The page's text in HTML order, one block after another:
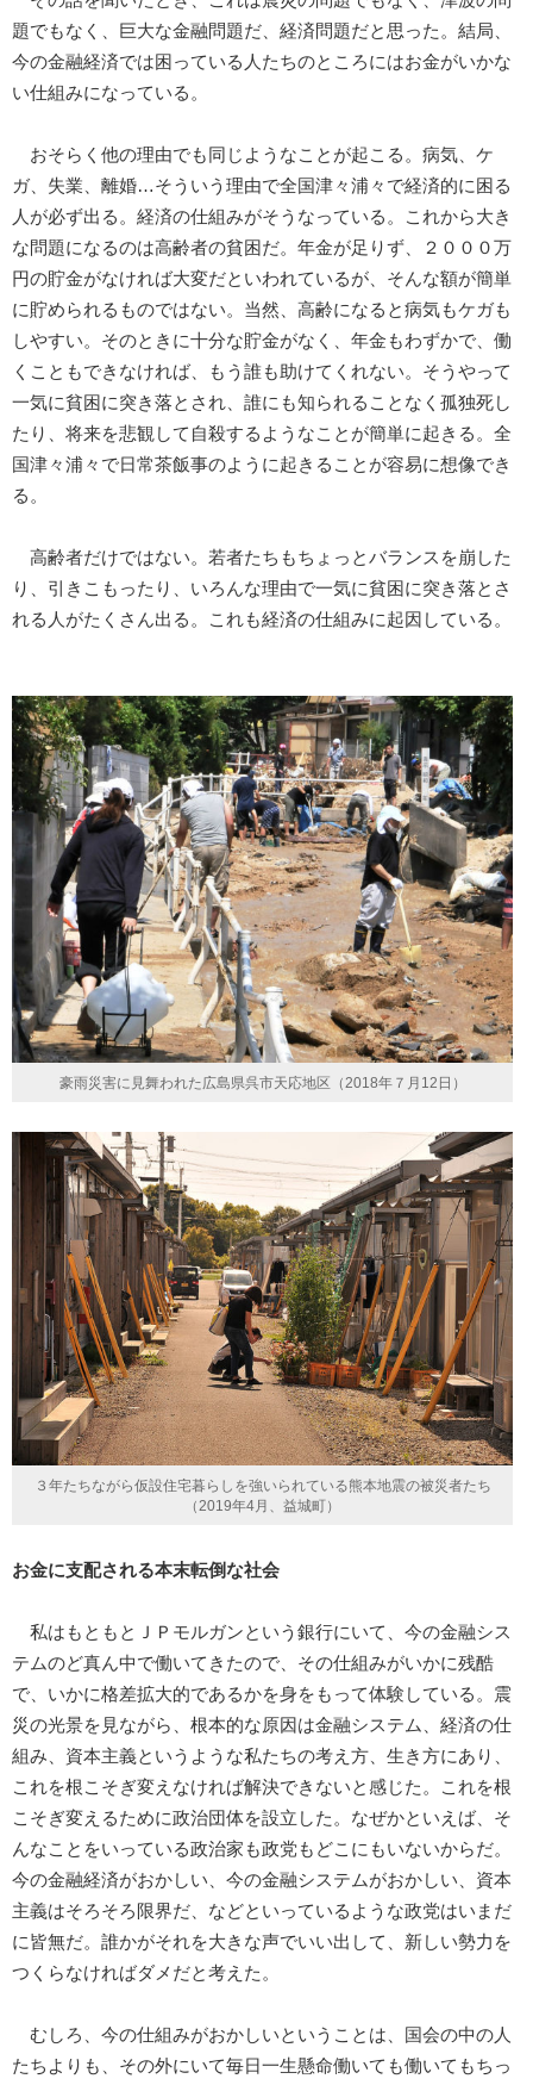
題でもなく、巨大な金融問題だ、経済問題だと思った。結局、
今の金融経済では困っている人たちのところにはお金がいかな
い仕組みになっている。
おそらく他の理由でも同じようなことが起こる。病気、ケ
ガ、失業、離婚…そういう理由で全国津々浦々で経済的に困る
人が必ず出る。経済の仕組みがそうなっている。これから大き
な問題になるのは高齢者の貧困だ。年金が足りず、２０００万
円の貯金がなければ大変だといわれているが、そんな額が簡単
に貯められるものではない。当然、高齢になると病気もケガも
しやすい。そのときに十分な貯金がなく、年金もわずかで、働
くこともできなければ、もう誰も助けてくれない。そうやって
一気に貧困に突き落とされ、誰にも知られることなく孤独死し
たり、将来を悲観して自殺するようなことが簡単に起きる。全
国津々浦々で日常茶飯事のように起きることが容易に想像でき
る。
高齢者だけではない。若者たちもちょっとバランスを崩した
り、引きこもったり、いろんな理由で一気に貧困に突き落とさ
れる人がたくさん出る。これも経済の仕組みに起因している。
豪雨災害に見舞われた広島県呉市天応地区（2018年７月12日）
３年たちながら仮設住宅暮らしを強いられている熊本地震の被災者たち
（2019年4月、益城町）
お金に支配される本末転倒な社会
私はもともとＪＰモルガンという銀行にいて、今の金融シス
テムのど真ん中で働いてきたので、その仕組みがいかに残酷
で、いかに格差拡大的であるかを身をもって体験している。震
災の光景を見ながら、根本的な原因は金融システム、経済の仕
組み、資本主義というような私たちの考え方、生き方にあり、
これを根こそぎ変えなければ解決できないと感じた。これを根
こそぎ変えるために政治団体を設立した。なぜかといえば、そ
んなことをいっている政治家も政党もどこにもいないからだ。
今の金融経済がおかしい、今の金融システムがおかしい、資本
主義はそろそろ限界だ、などといっているような政党はいまだ
に皆無だ。誰かがそれを大きな声でいい出して、新しい勢力を
つくらなければダメだと考えた。
むしろ、今の仕組みがおかしいということは、国会の中の人
たちよりも、その外にいて毎日一生懸命働いても働いてもちっ